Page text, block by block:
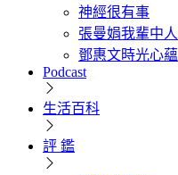
神經很有事
張曼娟我輩中人
鄧惠文時光心蘊
Podcast
生活百科
評 鑑